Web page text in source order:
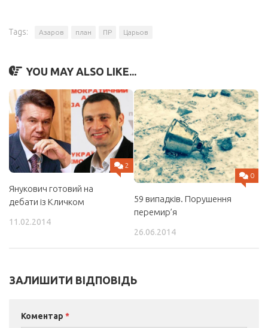
Tags: Азаров план ПР Царьов
YOU MAY ALSO LIKE...
2
Янукович готовий на
дебати із Кличком
11.02.2014
0
59 випадків. Порушення
перемир’я
26.06.2014
ЗАЛИШИТИ ВІДПОВІДЬ
Коментар *